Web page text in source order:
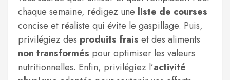
chaque semaine, rédigez une liste de courses
concise et réaliste qui évite le gaspillage. Puis,
privilégiez des produits frais et des aliments
non transformés pour optimiser les valeurs
nutritionnelles. Enfin, privilégiez l’activité